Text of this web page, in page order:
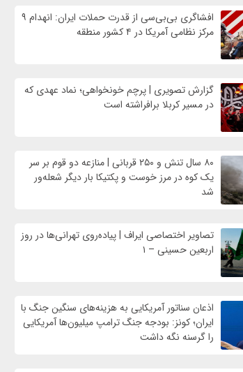
افشاگری بی‌بی‌سی از قدرت حملات ایران: انهدام ۹
مرکز نظامی آمریکا در ۴ کشور منطقه
گزارش تصویری | پرچم خونخواهی؛ نماد عهدی که
در مسیر کربلا برافراشته است
۸۰ سال تنش و ۲۵۰ قربانی | منازعه دو قوم بر سر
یک کوه در مرز خوست و پکتیکا بار دیگر شعله‌ور
شد
تصاویر اختصاصی ایراف | پیاده‌روی تهرانی‌ها در روز
اربعین حسینی – ۱
اذعان سناتور آمریکایی به هزینه‌های سنگین جنگ با
ایران؛ کونز: بودجه جنگ ترامپ میلیون‌ها آمریکایی
را گرسنه نگه داشت